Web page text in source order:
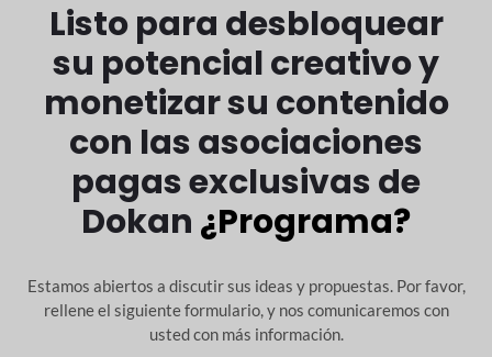
Listo para desbloquear
su potencial creativo y
monetizar su contenido
con las asociaciones
pagas exclusivas de
Dokan ¿Programa?
Estamos abiertos a discutir sus ideas y propuestas. Por favor,
rellene el siguiente formulario,y nos comunicaremos con
usted con más información.